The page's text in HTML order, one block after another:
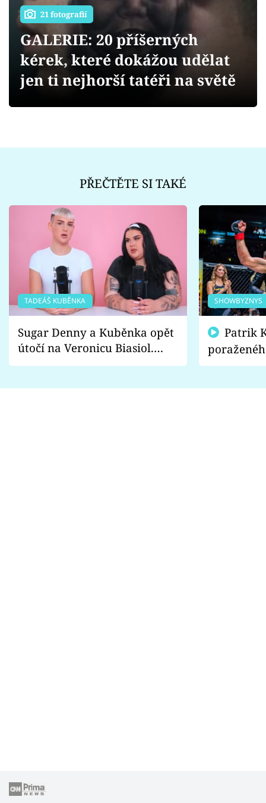
Videa
Sledujte prima+
21 fotografií
GALERIE: 20 příšerných
kérek, které dokážou udělat
jen ti nejhorší tatéři na světě
PŘEČTĚTE SI TAKÉ
TADEÁŠ KUBĚNKA
Sugar Denny a Kuběnka opět
útočí na Veronicu Biasiol.
Proč je podle nich falešná a
SHOWBYZNYS
fanoušci